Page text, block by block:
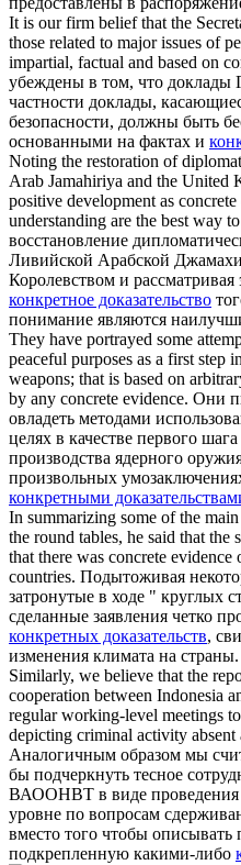
It is our firm belief that the
those related to major issues of
impartial, factual and based on
убеждены в том, что доклады
частности доклады,
безопасности, должны быть
основанными на фактах и
Noting the restoration of
Arab Jamahiriya and the United
positive development as
understanding are the best way
восстановление
Ливийской Арабской
Королевством и
конкретное доказательство
понимание являются
They have portrayed some
peaceful purposes as a first step
weapons; that is based on
by any concrete evidence. Они
овладеть методами
целях в качестве первого
производства ядерного
произвольных
конкретными
In summarizing some of the
the round tables, he said that the
that there was concrete evidence
countries. Подытоживая
затронутые в ходе " круглых
сделанные заявления четко
конкретных доказательств,
изменения климата на страны.
Similarly, we believe that the
cooperation between Indonesia
regular working-level meetings
depicting criminal activity absent
Аналогичным образом мы
бы подчеркнуть тесное
ВАООНВТ в виде проведения
уровне по вопросам
вместо того чтобы описывать
подкрепленную какими-либо